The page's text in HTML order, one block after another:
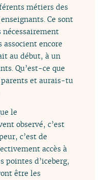
métiers des
Ce sont
nécessairement
associent encore
au début, à un
Qu’est-ce que
et aurais-tu
le
observé, c’est
c’est de
accès à
pointes d’iceberg,
être les